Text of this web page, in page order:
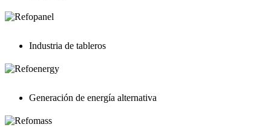
Industria de tableros
Generación de energía alternativa